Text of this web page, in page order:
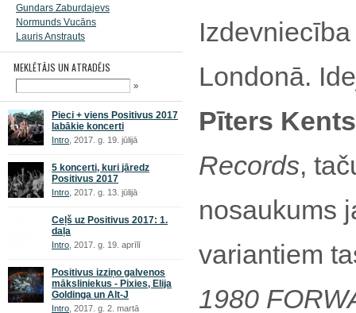
Gundars Zaburdajevs
Normunds Vucāns
Lauris Anstrauts
MEKLĒTĀJS UN ATRADĒJS
»
Pieci + viens Positivus 2017
labākie koncerti
Intro , 2017. g. 19. jūlijā
5 koncerti, kuri jāredz
Positivus 2017
Intro , 2017. g. 13. jūlijā
Ceļš uz Positivus 2017: 1.
daļa
Intro , 2017. g. 19. aprīlī
Positivus izziņo galvenos
māksliniekus - Pixies, Elija
Goldinga un Alt-J
Intro , 2017. g. 2. martā
Londonā.
Pīters Kents
Records,
nosaukums
variantiem
1980